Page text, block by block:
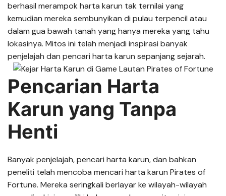
berhasil merampok harta karun tak ternilai yang
kemudian mereka sembunyikan di pulau terpencil atau
dalam gua bawah tanah yang hanya mereka yang tahu
lokasinya. Mitos ini telah menjadi inspirasi banyak
penjelajah dan pencari harta karun sepanjang sejarah.
Pencarian Harta
Karun yang Tanpa
Henti
Banyak penjelajah, pencari harta karun, dan bahkan
peneliti telah mencoba mencari harta karun Pirates of
Fortune. Mereka seringkali berlayar ke wilayah-wilayah